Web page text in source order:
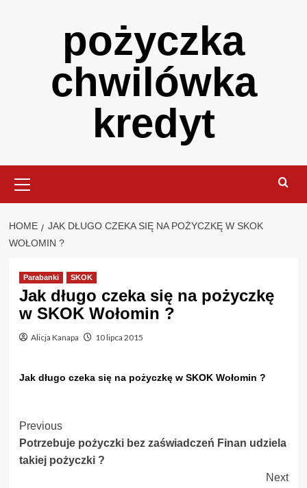
pożyczka
chwilówka
kredyt
Menu
HOME
JAK DŁUGO CZEKA SIĘ NA POŻYCZKĘ W SKOK
WOŁOMIN ?
Parabanki SKOK
Jak długo czeka się na pożyczkę
w SKOK Wołomin ?
Alicja Kanapa 10 lipca 2015
Jak długo czeka się na pożyczkę w SKOK Wołomin ?
Post
Navigation
Previous
Potrzebuje pożyczki bez zaświadczeń Finan udziela
takiej pożyczki ?
Next